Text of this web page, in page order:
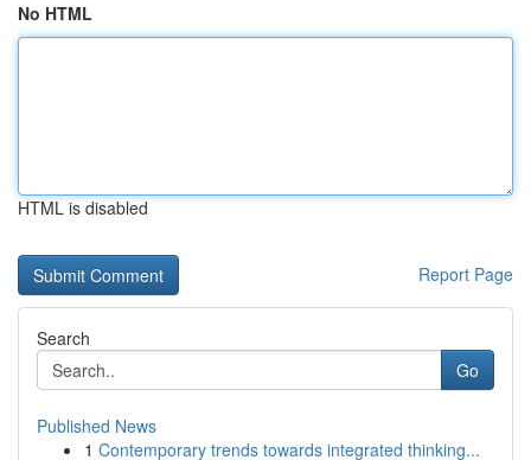
No HTML
HTML is disabled
Report Page
Search
Go
Published News
1 Contemporary trends towards integrated thinking...